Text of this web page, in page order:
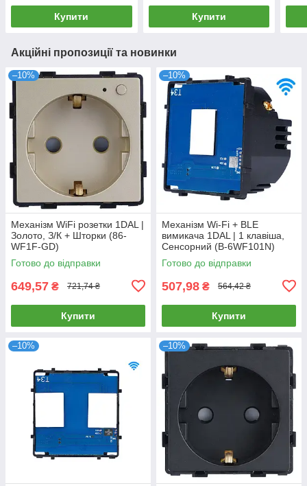
Купити Купити
Акційні пропозиції та новинки
–10%
Механізм WiFi розетки 1DAL |
Золото, З/К + Шторки (86-
WF1F-GD)
Готово до відправки
649,57 ₴ 721,74 ₴
Купити
–10%
Механізм Wi-Fi + BLE
вимикача 1DAL | 1 клавіша,
Сенсорний (B-6WF101N)
Готово до відправки
507,98 ₴ 564,42 ₴
Купити
–10% –10%